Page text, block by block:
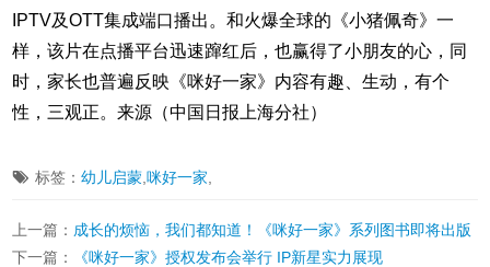
IPTV及OTT集成端口播出。和火爆全球的《小猪佩奇》一
样，该片在点播平台迅速蹿红后，也赢得了小朋友的心，同
时，家长也普遍反映《咪好一家》内容有趣、生动，有个
性，三观正。来源（中国日报上海分社）
 标签：幼儿启蒙 ,咪好一家
上一篇： 成长的烦恼，我们都知道！《咪好一家》系列图书即将出版
下一篇：
《咪好一家》授权发布会举行 IP新星实力展现